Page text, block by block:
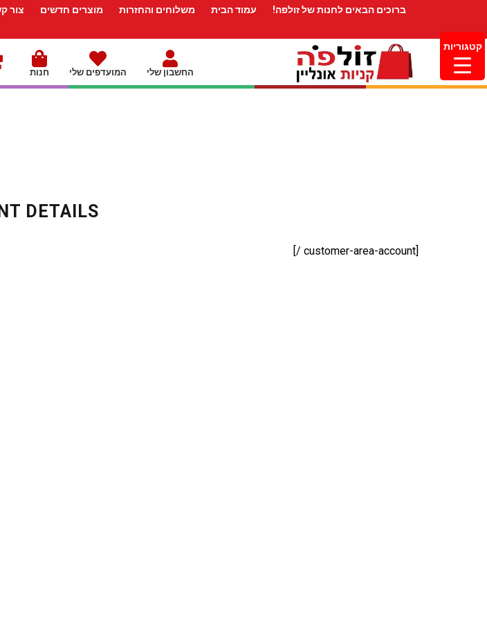
ברוכים הבאים לחנות של זולפה! עמוד הבית משלוחים והחזרות מוצרים חדשים צור
החשבון שלי המועדפים שלי חנות
DETAILS
[customer-area-account /]
קטגוריות